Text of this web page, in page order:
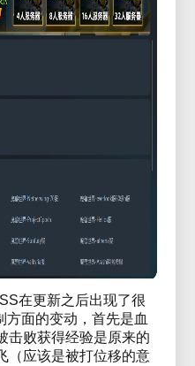
在更新之后出现了很
方面的变动，首先是血
击败获得经验是原来的
（应该是被打位移的意